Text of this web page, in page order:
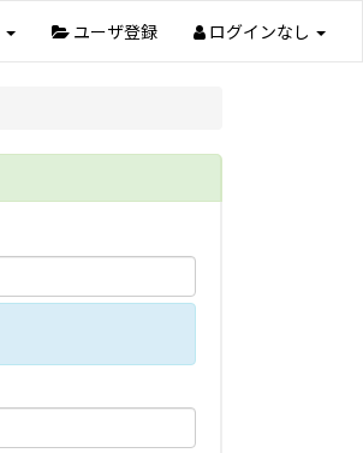
ユーザ登録 ログインなし